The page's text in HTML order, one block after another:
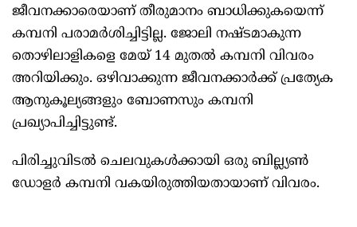
ജീവനക്കാരെയാണ് തീരുമാനം ബാധിക്കുകയെന്ന്
കമ്പനി പരാമർശിച്ചിട്ടില്ല. ജോലി നഷ്ടമാകുന്ന
തൊഴിലാളികളെ മേയ് 14 മുതൽ കമ്പനി വിവരം
അറിയിക്കും. ഒഴിവാക്കുന്ന ജീവനക്കാർക്ക് പ്രത്യേക
ആനുകൂല്യങ്ങളും ബോണസും കമ്പനി
പ്രഖ്യാപിച്ചിട്ടുണ്ട്.
പിരിച്ചുവിടൽ ചെലവുകൾക്കായി ഒരു ബില്ല്യൺ
ഡോളർ കമ്പനി വകയിരുത്തിയതായാണ് വിവരം.